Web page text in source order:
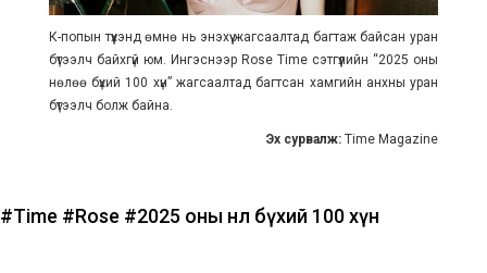
К-попын түүхэнд өмнө нь энэхүү жагсаалтад багтаж байсан уран
бүтээлч байхгүй юм. Ингэснээр Rose Time сэтгүүлийн “2025 оны
нөлөө бүхий 100 хүн” жагсаалтад багтсан хамгийн анхны уран
бүтээлч болж байна.
Эх сурвалж: Time Magazine
#Time #Rose #2025 оны нөлөө бүхий 100 хүн